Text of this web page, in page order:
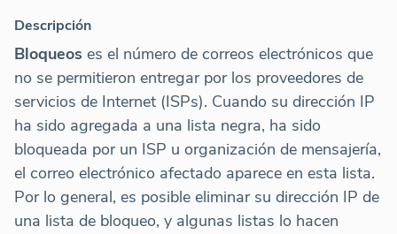
Descripción
Bloqueos es el número de correos electrónicos que
no se permitieron entregar por los proveedores de
servicios de Internet (ISPs). Cuando su dirección IP
ha sido agregada a una lista negra, ha sido
bloqueada por un ISP u organización de mensajería,
el correo electrónico afectado aparece en esta lista.
Por lo general, es posible eliminar su dirección IP de
una lista de bloqueo, y algunas listas lo hacen